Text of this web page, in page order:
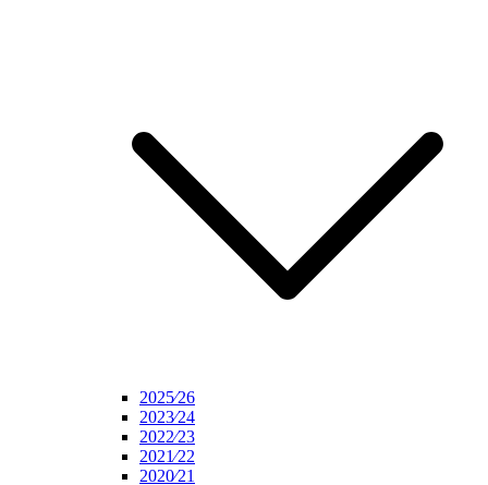
2025⁄26
2023⁄24
2022⁄23
2021⁄22
2020⁄21